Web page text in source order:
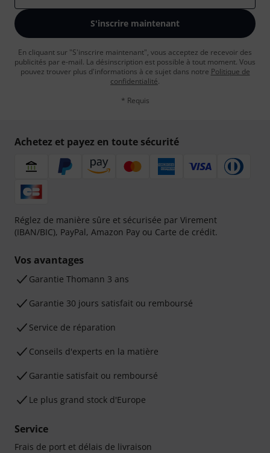
S'inscrire maintenant
En cliquant sur "S'inscrire maintenant", vous acceptez de recevoir des
publicités par e-mail. La désinscription est possible à tout moment. Vous
pouvez trouver plus d'informations à ce sujet dans notre Politique de
confidentialité.
* Requis
Achetez et payez en toute sécurité
Réglez de manière sûre et sécurisée par Virement
(IBAN/BIC), PayPal, Amazon Pay ou Carte de crédit.
Vos avantages
Ga­ran­tie Thomann 3 ans
Garantie 30 jours satisfait ou remboursé
Service de réparation
Conseils d'experts en la matière
Garantie satisfait ou remboursé
Le plus grand stock d'Europe
Service
Frais de port et délais de livraison